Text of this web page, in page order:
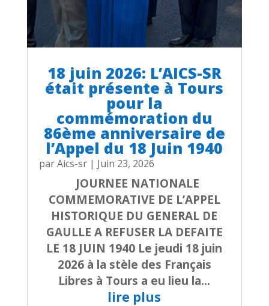
18 juin 2026: L’AICS-SR
était présente à Tours
pour la
commémoration du
86ème anniversaire de
l’Appel du 18 Juin 1940
parAics-sr| Juin 23, 2026
JOURNEE NATIONALE
COMMEMORATIVE DE L’APPEL
HISTORIQUE DU GENERAL DE
GAULLE A REFUSER LA DEFAITE
LE 18 JUIN 1940 Le jeudi 18 juin
2026 à la stèle des Français
Libres à Tours a eu lieu la...
lire plus